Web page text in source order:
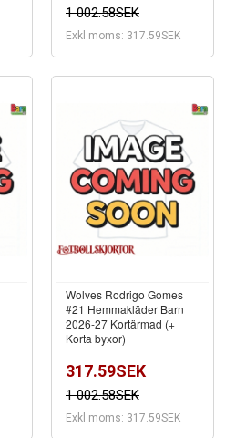
1 002.58SEK
Exkl moms: 317.59SEK
Wolves Rodrigo Gomes
#21 Hemmakläder Barn
2026-27 Kortärmad (+
Korta byxor)
317.59SEK
1 002.58SEK
Exkl moms: 317.59SEK